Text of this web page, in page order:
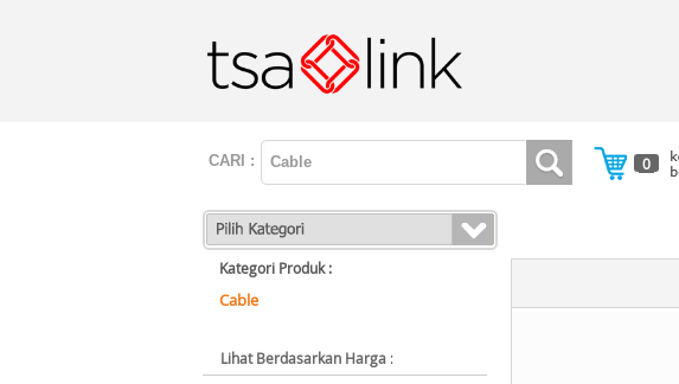
CARI : 0
Kategori Produk :
Cable
Lihat Berdasarkan Harga :